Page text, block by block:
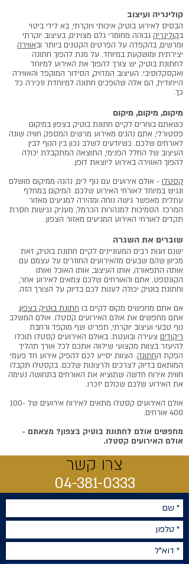
קולינריה ועיצוב
הבסיס לאירוע בוטיק איכותי ויוקרתי, בא לידי ביטוי
בקולינריה גבוהה מחומרי גלם מצוינים, בעיצוב יוקרתי
ומרשים, בהקפדה על הפרטים הקטנים ביותר ובאווירה
יצירתית ומושקעת במיוחד. על מנת להפוך חתונה
לחתונת בוטיק יש צורך להפוך את האירוע למיוחד
ואקסקלוסיבי. העיצוב המדויק, הסידור המוקפד והאווירה
הייחודית, הם אלה שהופכים חתונה למיוחדת וזכירה כל
כך.
מיקום, מיקום, מיקום
כשאתם בוחרים לקיים חתונת בוטיק בצפון במיקום
פסטורלי, אתם נהנים מאירוע מרשים המספק חוויה שונה
לאורחים שלכם. כשיודעים לשלב נכון בין הנוף לבין
העיצוב של החלל הפנימי, התוצאה המתקבלת יכולה
להפוך האווירה באירוע ליוצאת דופן.
קסטלו - אולם אירועים עם נוף לים, נהנה ממיקום מושלם
ונגיש במיוחד לאורחי האירוע שלכם. המיקום במחלף
עתלית מאפשר גישה נוחה ומהירה למגיעים מאזור
המרכז. הסמיכות למנהרות הכרמל, מעניק נגישות חסרת
תקדים לאורחי האירוע המגיעים מאזור הצפון.
שוברים את השגרה
ישנם זוגות רבים המעוניינים לקיים חתונת בוטיק, זאת
מכיוון שהם שבעים מהאירועים החוזרים על עצמם עם
אותה התפאורה, אותו העיצוב, אותו האוכל ואותו
הקונספט. אתם והאורחים שלכם צמאים לאירוע אחר,
וחתונת בוטיק יכולה לענות לכם בדיוק על הצורך הזה.
אם אתם מחפשים מקום לקיים בו חתונת בוטיק בצפון,
אתם מחפשים את אולם האירועים קסטלו. אולם המשלב
נוף טבעי ועיצוב יוקרתי, תפריט שף מוקפד ורחבת
ריקודים צעירה ובועטת. באולם האירועים קסטלו תוכלו
להיעזר בצוות מקצועי שילווה אתכם לכל אורך תהליך
הפקת החתונה. הצוות יסייע לכם להפיק אירוע חד פעמי
המותאם בדיוק לצרכים ולרצונות שלכם. בקסטלו תקבלו
חווית אירוח חדשה שתוציא את האורחים בתחושה נעימה
את האירוע שלכם שכולם יזכרו.
אולם האירועים קסטלו מתאים לאירוח אירועים של 100-
400 אורחים.
מחפשים אולם לחתונת בוטיק בצפון? מצאתם -
אולם האירועים קסטלו.
צרו קשר
04-381-0333